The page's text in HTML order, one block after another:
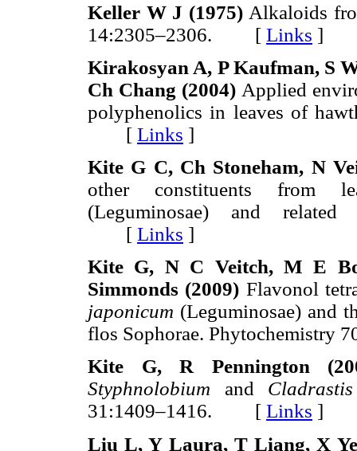
Keller W J (1975) Alkaloids
14:2305–2306. [ Links ]
Kirakosyan A, P Kaufman, S
Ch Chang (2004) Applied
polyphenolics in leaves of
[ Links ]
Kite G C, Ch Stoneham, N
other constituents from
(Leguminosae) and related
[ Links ]
Kite G, N C Veitch, M E
Simmonds (2009) Flavonol
japonicum (Leguminosae) and
flos Sophorae.
Kite G, R Pennington
Styphnolobium and
31:1409–1416. [ Links ]
Liu L, Y Laura, T Liang, X